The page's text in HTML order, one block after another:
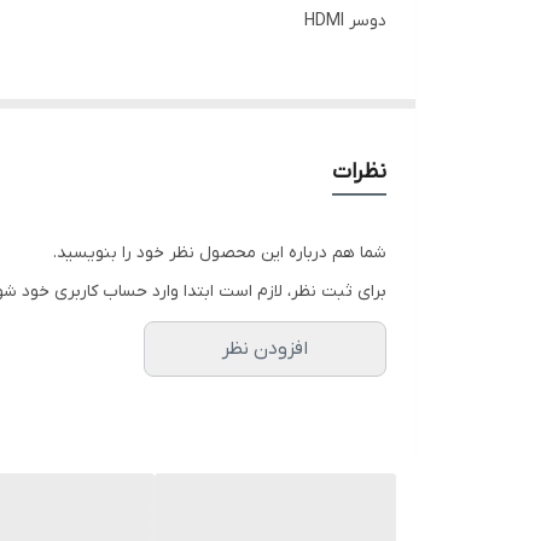
دوسر HDMI
نظرات
شما هم درباره این محصول نظر خود را بنویسید.
برای ثبت نظر، لازم است ابتدا وارد حساب کاربری خود
افزودن نظر